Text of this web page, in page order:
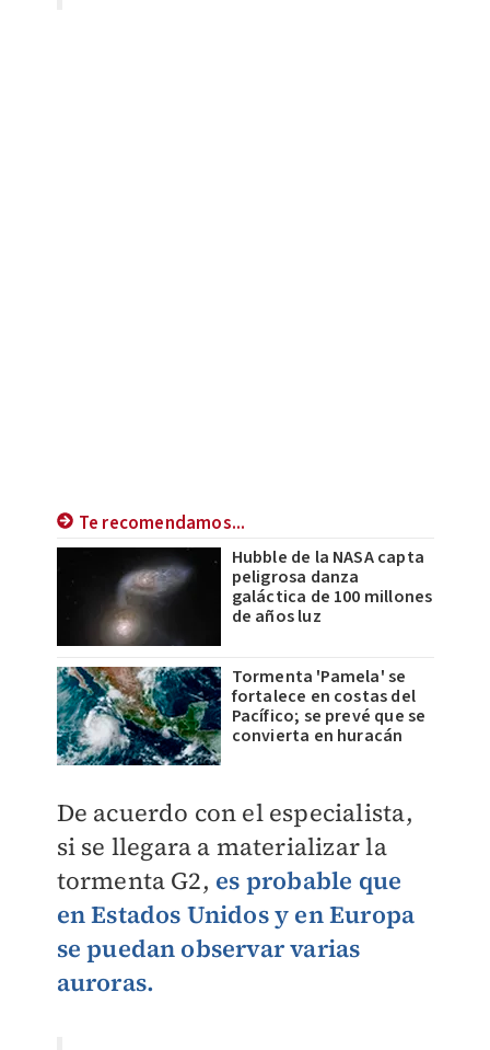
Te recomendamos...
Hubble de la NASA capta
peligrosa danza
galáctica de 100 millones
de años luz
Tormenta 'Pamela' se
fortalece en costas del
Pacífico; se prevé que se
convierta en huracán
De acuerdo con el especialista,
si se llegara a materializar la
tormenta G2, es probable que
en Estados Unidos y en Europa
se puedan observar varias
auroras.